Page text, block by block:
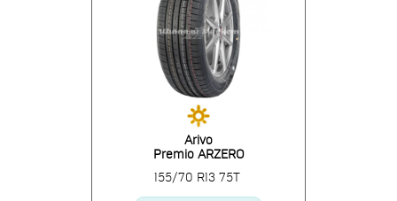
Arivo
Premio ARZERO
155/70 R13 75T